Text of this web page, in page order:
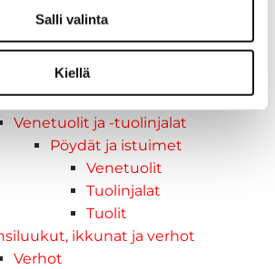
Salli valinta
Kiellä
Galvanoitu
Kevytmetalli
Muovia
sisustus ja astiat
Venetuolit ja -tuolinjalat
Pöydät ja istuimet
Venetuolit
Tuolinjalat
Tuolit
ikkunat ja verhot
Verhot